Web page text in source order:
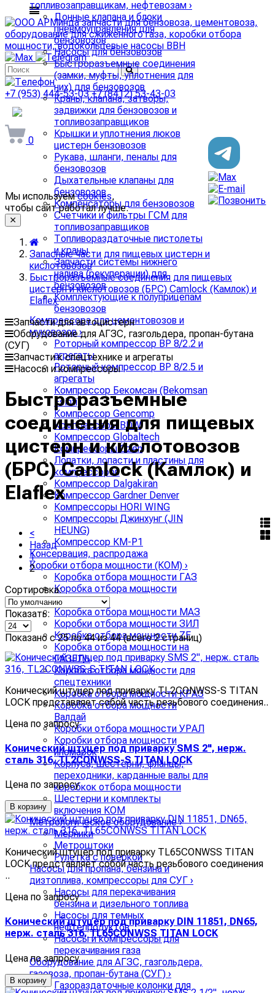
+7 (953) 444-53-03 +7 (8412) 53-43-03
arminda58@mail.ru
0
топливозаправщикам, нефтевозам ›
Донные клапана и блоки
пневмоуправления для
бензовозов
Насосы для бензовозов
Быстроразъемные соединения
(замки, муфты, уплотнения для
них) для бензовозов
Краны, клапана, затворы,
задвижки для бензовозов и
топливозаправщиков
Крышки и уплотнения люков
цистерн бензовозов
Рукава, шланги, пеналы для
бензовозов
Дыхательные клапаны для
бензовозов
Компенсаторы для бензовозов
Счетчики и фильтры ГСМ для
топливозаправщиков
Топливораздаточные пистолеты
и краны
Запчасти системы нижнего
налива (рекуперации) для
бензовозов
Комплектующие к полуприцепам
бензовозов
Компрессора для цементовозов и
муковозов›
Роторный компрессор ВР 8/2.2 и
агрегаты
Роторный компрессор ВР 8/2.5 и
агрегаты
Компрессор Бекомсан (Bekomsan
Esinti)
Компрессор Gencomp
Компрессоры BDW
Компрессор Globaltech
Компрессоры Özen
Лопатки, лопасти и пластины для
компрессоров
Компрессор Dalgakiran
Компрессор Gardner Denver
Компрессоры HORI WING
Компрессоры Джинхунг (JIN
HEUNG)
Компрессор КМ-Р1
Консервация, распродажа
Коробки отбора мощности (КОМ) ›
Коробка отбора мощности ГАЗ
Коробка отбора мощности
КАМАЗ
Коробка отбора мощности МАЗ
Коробки отбора мощности ЗИЛ
Коробка отбора мощности ZF
Коробка отбора мощности на
ГАЗЕЛЬ
Коробка отбора мощности для
спецтехники
Коробка отбора мощности КРАЗ
Коробка отбора мощности
Валдай
Коробки отбора мощности УРАЛ
Коробки отбора мощности
иномарок
Корпуса, шестерни, фланцы,
переходники, карданные валы для
коробкок отбора мощности
Шестерни и комплекты
включения КОМ
Метрологическое оборудование›
Мерники
Метроштоки
Рулетка с поверкой
Насосы для пропана, бензина и
дизтоплива, компрессоры для СУГ ›
Насосы для перекачивания
бензина и дизельного топлива
Насосы для темных
нефтепродуктов
Насосы и компрессоры для
перекачивания газа
Оборудование для АГЗС, газгольдера,
газовоза, пропан-бутана (СУГ) ›
Газораздаточные колонки для
Мы используемcookies,
чтобы сайт работал лучше.
Запасные части для пищевых цистерн и
кислотовозов
Быстроразъемные соединения для пищевых
цистерн и кислотовозов (БРС) Camlock (Камлок) и
Elaflex
Запчасти для автоцистерн
Оборудование для АГЗС, газгольдера, пропан-бутана
(СУГ)
Запчасти к спецтехнике и агрегаты
Насосы и компрессоры
Быстроразъемные
соединения для пищевых
цистерн и кислотовозов
(БРС) Camlock (Камлок) и
Elaflex
<
Назад
1
2
Сортировка:
Показать:
Показано с 25 по 44 из 44 (всего 2 страниц)
Конический штуцер под приварку TL2CONWSS-S TITAN
LOCK представляет собой часть резьбового соединения..
Цена по запросу
Конический штуцер под приварку SMS 2", нерж.
сталь 316, TL2CONWSS-S TITAN LOCK
Цена по запросу
В корзину
Конический штуцер под приварку TL65CONWSS TITAN
LOCK представляет собой часть резьбового соединения
..
Цена по запросу
Конический штуцер под приварку DIN 11851, DN65,
нерж. сталь 316, TL65CONWSS TITAN LOCK
Цена по запросу
В корзину